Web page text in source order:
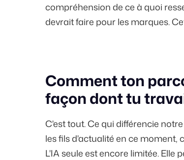
compréhension de ce à quoi
devrait faire pour les marques.
Comment ton
façon dont tu
C'est tout. Ce qui différencie
les fils d'actualité en ce moment,
L'IA seule est encore limitée.